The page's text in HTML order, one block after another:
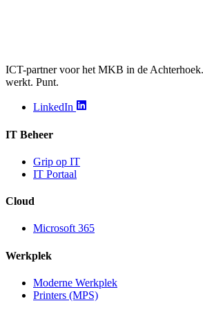
ICT-partner voor het MKB in de
werkt. Punt.
LinkedIn
IT Beheer
Grip op IT
IT Portaal
Cloud
Microsoft 365
Werkplek
Moderne Werkplek
Printers (MPS)